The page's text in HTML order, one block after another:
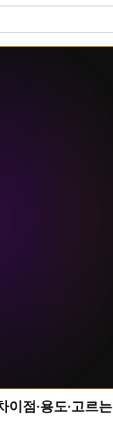
점·용도·고르는